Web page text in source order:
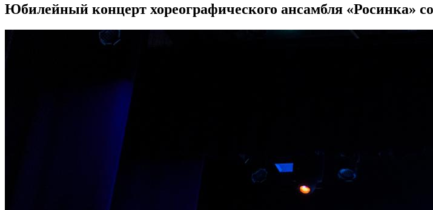
Юбилейный концерт хореографического ансамбля «Росинка»